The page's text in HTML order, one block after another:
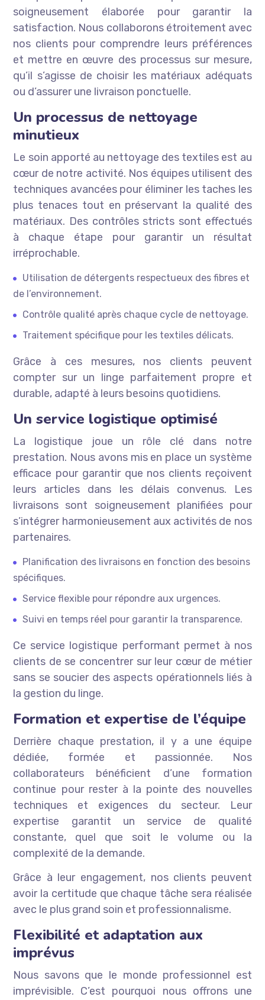
soigneusement élaborée pour garantir la
satisfaction. Nous collaborons étroitement avec
nos clients pour comprendre leurs préférences
et mettre en œuvre des processus sur mesure,
qu’il s’agisse de choisir les matériaux adéquats
ou d’assurer une livraison ponctuelle.
Un processus de nettoyage
minutieux
Le soin apporté au nettoyage des textiles est au
cœur de notre activité. Nos équipes utilisent des
techniques avancées pour éliminer les taches les
plus tenaces tout en préservant la qualité des
matériaux. Des contrôles stricts sont effectués
à chaque étape pour garantir un résultat
irréprochable.
Utilisation de détergents respectueux des fibres et
de l’environnement.
Contrôle qualité après chaque cycle de nettoyage.
Traitement spécifique pour les textiles délicats.
Grâce à ces mesures, nos clients peuvent
compter sur un linge parfaitement propre et
durable, adapté à leurs besoins quotidiens.
Un service logistique optimisé
La logistique joue un rôle clé dans notre
prestation. Nous avons mis en place un système
efficace pour garantir que nos clients reçoivent
leurs articles dans les délais convenus. Les
livraisons sont soigneusement planifiées pour
s’intégrer harmonieusement aux activités de nos
partenaires.
Planification des livraisons en fonction des besoins
spécifiques.
Service flexible pour répondre aux urgences.
Suivi en temps réel pour garantir la transparence.
Ce service logistique performant permet à nos
clients de se concentrer sur leur cœur de métier
sans se soucier des aspects opérationnels liés à
la gestion du linge.
Formation et expertise de l’équipe
Derrière chaque prestation, il y a une équipe
dédiée, formée et passionnée. Nos
collaborateurs bénéficient d’une formation
continue pour rester à la pointe des nouvelles
techniques et exigences du secteur. Leur
expertise garantit un service de qualité
constante, quel que soit le volume ou la
complexité de la demande.
Grâce à leur engagement, nos clients peuvent
avoir la certitude que chaque tâche sera réalisée
avec le plus grand soin et professionnalisme.
Flexibilité et adaptation aux
imprévus
Nous savons que le monde professionnel est
imprévisible. C’est pourquoi nous offrons une